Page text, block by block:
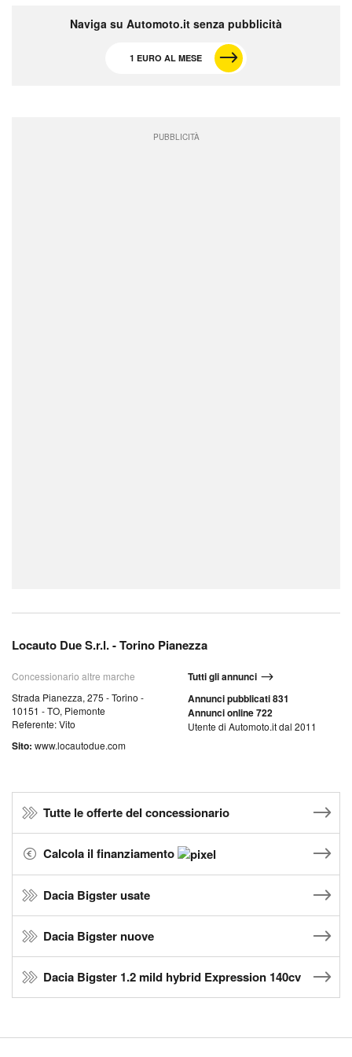
Naviga su Automoto.it senza pubblicità
1 EURO AL MESE
PUBBLICITÀ
Locauto Due S.r.l. - Torino Pianezza
Concessionario altre marche
Strada Pianezza, 275 - Torino -
10151 - TO, Piemonte
Referente: Vito
Sito: www.locautodue.com
Tutti gli annunci
Annunci pubblicati 831
Annunci online 722
Utente di Automoto.it dal 2011
Tutte le offerte del concessionario
Calcola il finanziamento
Dacia Bigster usate
Dacia Bigster nuove
Dacia Bigster 1.2 mild hybrid Expression 140cv